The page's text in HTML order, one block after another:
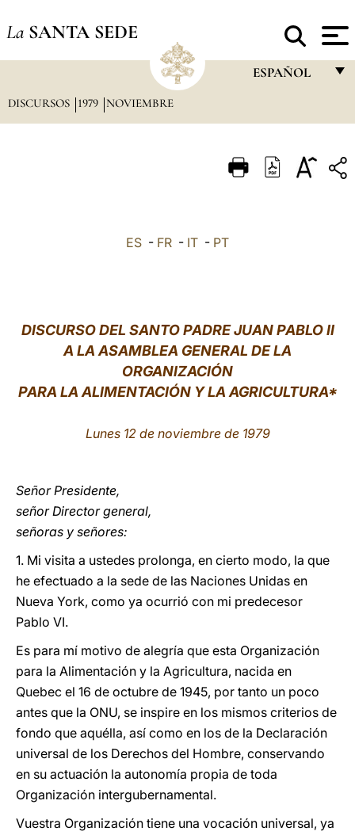
La SANTA SEDE
ESPAÑOL
ITALIANO
中文
DISCURSOS 1979 NOVIEMBRE
ES - FR - IT - PT
DISCURSO DEL SANTO PADRE JUAN PABLO II
A LA ASAMBLEA GENERAL DE LA
ORGANIZACIÓN
PARA LA ALIMENTACIÓN Y LA AGRICULTURA*
Lunes 12 de noviembre de 1979
Señor Presidente,
señor Director general,
señoras y señores:
1. Mi visita a ustedes prolonga, en cierto modo, la que
he efectuado a la sede de las Naciones Unidas en
Nueva York, como ya ocurrió con mi predecesor
Pablo VI.
Es para mí motivo de alegría que esta Organización
para la Alimentación y la Agricultura, nacida en
Quebec el 16 de octubre de 1945, por tanto un poco
antes que la ONU, se inspire en los mismos criterios de
fondo que aquélla, así como en los de la Declaración
universal de los Derechos del Hombre, conservando
en su actuación la autonomía propia de toda
Organización intergubernamental.
Vuestra Organización tiene una vocación universal, ya